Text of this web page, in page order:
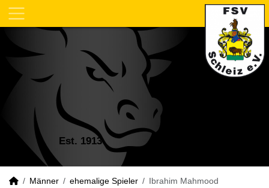
Est. 1913
Männer ehemalige Spieler Ibrahim Mahmood